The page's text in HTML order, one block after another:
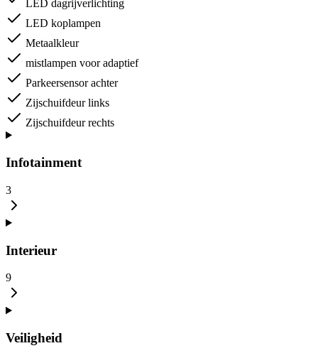
LED dagrijverlichting
LED koplampen
Metaalkleur
mistlampen voor adaptief
Parkeersensor achter
Zijschuifdeur links
Zijschuifdeur rechts
Infotainment
3
Interieur
9
Veiligheid